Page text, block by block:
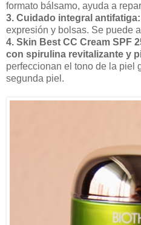
formato bálsamo, ayuda a
3. Cuidado integral antifatiga:
expresión y bolsas. Se puede
4. Skin Best CC Cream SPF
con spirulina revitalizante y
perfeccionan el tono de la piel
segunda piel.